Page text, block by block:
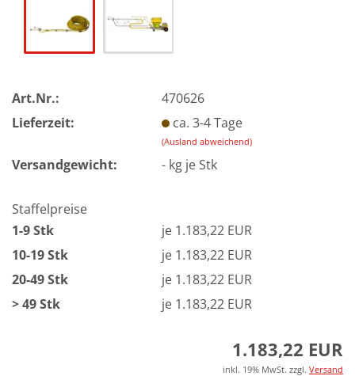
Art.Nr.:
470626
Lieferzeit:
ca. 3-4 Tage
(Ausland abweichend)
Versandgewicht: - kg je Stk
Staffelpreise
1-9 Stk
je 1.183,22 EUR
10-19 Stk
je 1.183,22 EUR
20-49 Stk
je 1.183,22 EUR
> 49 Stk
je 1.183,22 EUR
1.183,22 EUR
inkl. 19% MwSt. zzgl. Versand